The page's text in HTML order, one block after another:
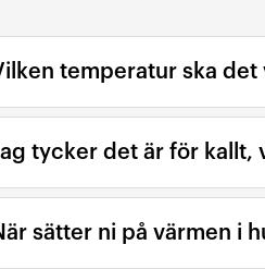
temperatur ska det
tycker det är för kallt,
sätter ni på värmen i